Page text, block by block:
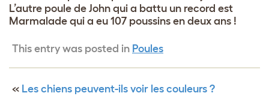
L’autre poule de John qui a battu un record est
Marmalade qui a eu 107 poussins en deux ans !
This entry was posted in Poules
« Les chiens peuvent-ils voir les couleurs ?